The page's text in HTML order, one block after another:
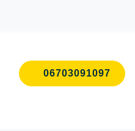
06703091097